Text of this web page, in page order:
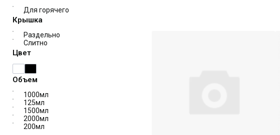
Для горячего
Крышка
Раздельно
Слитно
Цвет
Объем
1000мл
125мл
1500мл
2000мл
200мл